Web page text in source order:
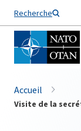
Recherche
Nom de famille*
Accueil